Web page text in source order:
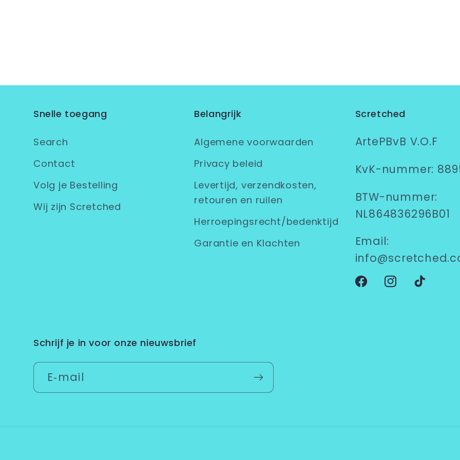
Snelle toegang
Search
Contact
Volg je Bestelling
Wij zijn Scretched
Belangrijk
Algemene voorwaarden
Privacy beleid
Levertijd, verzendkosten,
retouren en ruilen
Herroepingsrecht/bedenktijd
Garantie en Klachten
Scretched
ArtePBvB V.O.F
KvK-nummer:
BTW-nummer:
NL864836296B01
Email:
FacebookInstagram
TikTok
Schrijf je in voor onze nieuwsbrief
E‑mail